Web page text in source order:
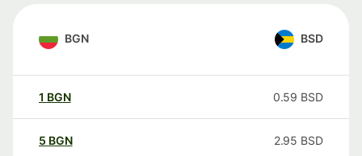
BGN BSD
1 BGN 0.59 BSD
5 BGN 2.95 BSD